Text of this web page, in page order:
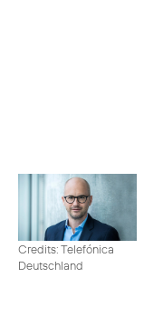
Credits: Telefónica
Deutschland